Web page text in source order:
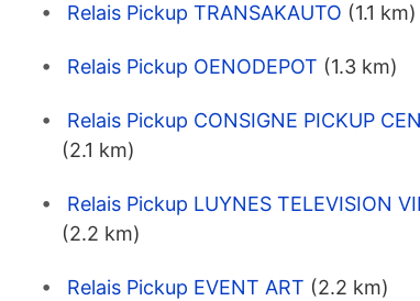
Relais Pickup TRANSAKAUTO (1.1 km)
Relais Pickup OENODEPOT (1.3 km)
Relais Pickup CONSIGNE PICKUP
(2.1 km)
Relais Pickup LUYNES TELEVISION
(2.2 km)
Relais Pickup EVENT ART (2.2 km)